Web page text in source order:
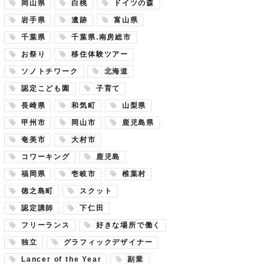
岡山県 白桃 ドイツの森
岩手県 遺跡 富山県
千葉県 千葉県.南房総市
お祭り 移住体験ツアー
ソノトチワーク 北海道
認定こども園 子育て
長崎県 和気町 山梨県
甲州市 岡山市 鹿児島県
奄美市 大村市
コワーキング 鹿児島
福岡県 壱岐市 椎葉村
徳之島町 スクット
認定講師 下仁田
フリーランス 好きな場所で働く
独立 グラフィックデザイナー
Lancer of the Year 副業